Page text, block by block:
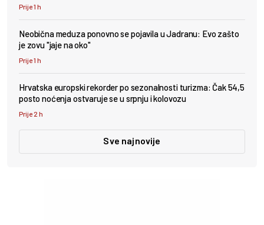
Prije 1 h
Neobična meduza ponovno se pojavila u Jadranu: Evo zašto
je zovu "jaje na oko"
Prije 1 h
Hrvatska europski rekorder po sezonalnosti turizma: Čak 54,5
posto noćenja ostvaruje se u srpnju i kolovozu
Prije 2 h
Sve najnovije